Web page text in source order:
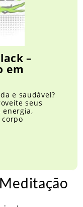
–
em
e saudável?
seus
energia,